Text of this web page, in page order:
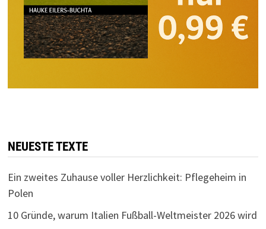
NEUESTE TEXTE
Ein zweites Zuhause voller Herzlichkeit: Pflegeheim in
Polen
10 Gründe, warum Italien Fußball-Weltmeister 2026 wird